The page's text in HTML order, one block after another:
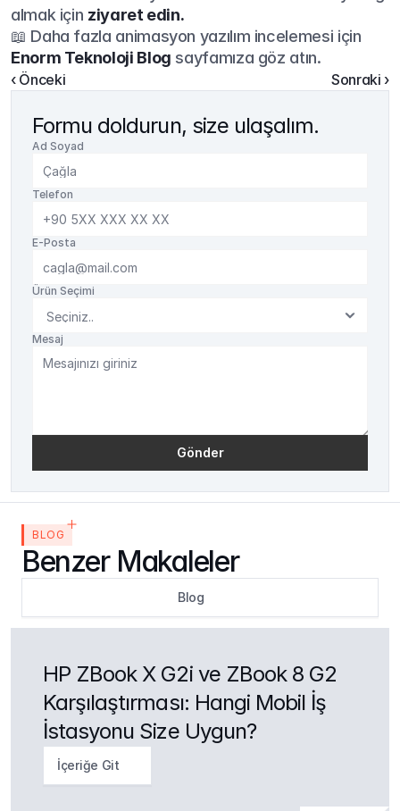
almak için ziyaret edin.
Enorm Teknoloji Blog sayfamıza göz atın.
‹ Önceki Sonraki ›
Formu doldurun, size ulaşalım.
Ad Soyad
Telefon
E-Posta
Ürün Seçimi
Mesaj
Gönder
BLOG
Benzer Makaleler
Blog
HP ZBook X G2i ve ZBook 8 G2
Karşılaştırması: Hangi Mobil İş
İstasyonu Size Uygun?
İçeriğe Git